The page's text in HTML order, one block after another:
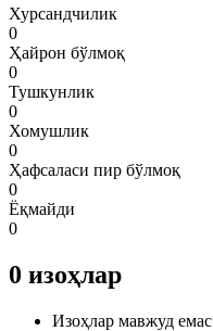
Хурсандчилик
0
Ҳайрон бўлмоқ
0
Тушкунлик
0
Хомушлик
0
Ҳафсаласи пир бўлмоқ
0
Ёқмайди
0
0 изоҳлар
Изоҳлар мавжуд емас